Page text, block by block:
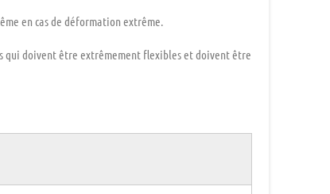
en cas de déformation extrême.
qui doivent être extrêmement flexibles et doivent être